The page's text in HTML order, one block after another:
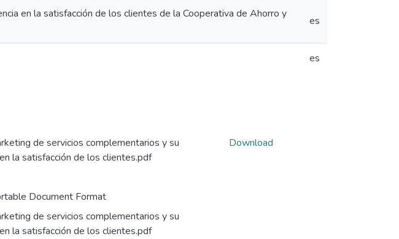
en la satisfacción de los clientes de la Cooperativa de Ahorro y
es
es
de servicios complementarios y su
la satisfacción de los clientes.pdf
Document Format
de servicios complementarios y su
la satisfacción de los clientes.pdf
Download